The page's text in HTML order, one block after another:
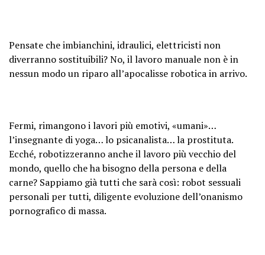
Pensate che imbianchini, idraulici, elettricisti non
diverranno sostituibili? No, il lavoro manuale non è in
nessun modo un riparo all’apocalisse robotica in arrivo.
Fermi, rimangono i lavori più emotivi, «umani»…
l’insegnante di yoga… lo psicanalista… la prostituta.
Ecché, robotizzeranno anche il lavoro più vecchio del
mondo, quello che ha bisogno della persona e della
carne? Sappiamo già tutti che sarà così: robot sessuali
personali per tutti, diligente evoluzione dell’onanismo
pornografico di massa.